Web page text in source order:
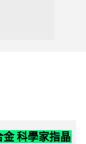
科學家指晶